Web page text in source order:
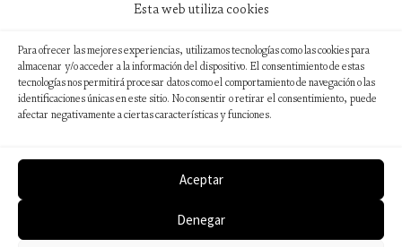
Esta web utiliza cookies
Para ofrecer las mejores experiencias, utilizamos tecnologías como las cookies para
almacenar y/o acceder a la información del dispositivo. El consentimiento de estas
tecnologías nos permitirá procesar datos como el comportamiento de navegación o las
identificaciones únicas en este sitio. No consentir o retirar el consentimiento, puede
afectar negativamente a ciertas características y funciones.
Aceptar
Denegar
Aviso legal
Política de privacidad
Sostenibilidad ambiental
© 2026 Editorial Catedral